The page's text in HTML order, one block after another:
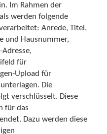
Im Rahmen der
werden folgende
Anrede, Titel,
und Hausnummer,
für
Upload für
Die
verschlüsselt. Diese
für das
Dazu werden diese